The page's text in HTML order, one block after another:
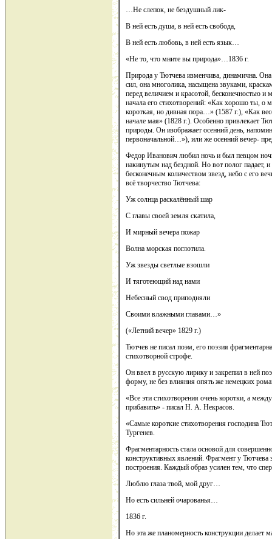
…Не слепок, не бездушный лик-
В ней есть душа, в ней есть свобода,
В ней есть любовь, в ней есть язык…
«Не то, что мните вы природа»…1836 г.
Природа у Тютчева изменчива, динамична.
сил, она многолика, насыщена звуками,
перед величием и красотой, бесконечностью
начала его стихотворений: «Как хорошо ты, о
короткая, но дивная пора…» (1587 г.), «Как
начале мая» (1828 г.). Особенно привлекает
природы. Он изображает осенний день,
первоначальной…»), или же осенний вечер-
Федор Иванович любил ночь и был певцом
накинутым над бездной. Но вот полог падает,
бесконечным количеством звезд, небо с его
всё творчество Тютчева:
Уж солнца раскалённый шар
С главы своей земля скатила,
И мирный вечера пожар
Волна морская поглотила.
Уж звезды светлые взошли
И тяготеющий над нами
Небесный свод приподняли
Своими влажными главами…»
(«Летний вечер» 1829 г.)
Тютчев не писал поэм, его поэзия
стихотворной строфе.
Он ввел в русскую лирику и закрепил в ней
форму, не без влияния опять же немецких
«Все эти стихотворения очень коротки, а
прибавить» - писал Н. А. Некрасов.
«Самые короткие стихотворения господина
Тургенев.
Фрагментарность стала основой для
конструктивных явлений. Фрагмент у Тютчева
построения. Каждый образ усилен тем, что
Люблю глаза твой, мой друг…
Но есть сильней очарованья…
1836 г.
Но эта же планомерность конструкции делает